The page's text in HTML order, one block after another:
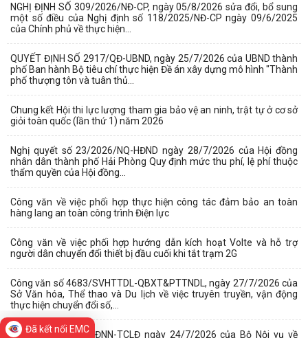
NGHỊ ĐỊNH SỐ 309/2026/NĐ-CP, ngày 05/8/2026 sửa đổi, bổ sung
một số điều của Nghị định số 118/2025/NĐ-CP ngày 09/6/2025
của Chính phủ về thực hiện...
QUYẾT ĐỊNH SỐ 2917/QĐ-UBND, ngày 25/7/2026 của UBND thành
phố Ban hành Bộ tiêu chí thực hiện Đề án xây dựng mô hình "Thành
phố thượng tôn và tuân thủ...
Chung kết Hội thi lực lượng tham gia bảo vệ an ninh, trật tự ở cơ sở
giỏi toàn quốc (lần thứ 1) năm 2026
Nghị quyết số 23/2026/NQ-HĐND ngày 28/7/2026 của Hội đồng
nhân dân thành phố Hải Phòng Quy định mức thu phí, lệ phí thuộc
thẩm quyền của Hội đồng...
Công văn về việc phối hợp thực hiện công tác đảm bảo an toàn
hàng lang an toàn công trình Điện lực
Công văn về việc phối hợp hướng dẫn kích hoạt Volte và hỗ trợ
người dân chuyển đổi thiết bị đầu cuối khi tắt trạm 2G
Công văn số 4683/SVHTTDL-QBXT&PTTNDL, ngày 27/7/2026 của
Sở Văn hóa, Thể thao và Du lịch về việc truyên truyền, vận động
thực hiện chuyển đổi số,...
Công văn 747/TTLĐNN-TCLĐ ngày 24/7/2026 của Bộ Nội vụ về
Đã kết nối EMC